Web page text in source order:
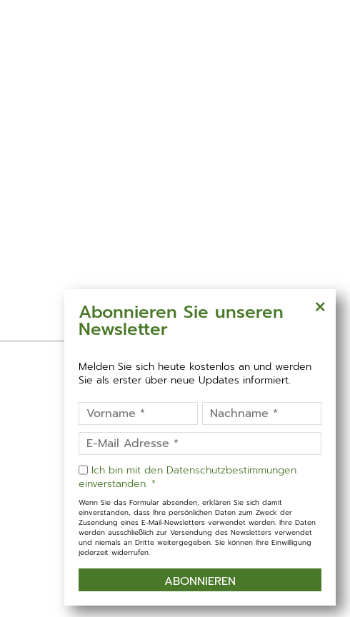
Abonnieren Sie unseren
Newsletter
Melden Sie sich heute kostenlos an und werden
Sie als erster über neue Updates informiert.
Ich bin mit den Datenschutzbestimmungen
einverstanden. *
Wenn Sie das Formular absenden, erklären Sie sich damit
einverstanden, dass Ihre persönlichen Daten zum Zweck der
Zusendung eines E-Mail-Newsletters verwendet werden. Ihre Daten
werden ausschließlich zur Versendung des Newsletters verwendet
und niemals an Dritte weitergegeben. Sie können Ihre Einwilligung
jederzeit widerrufen.